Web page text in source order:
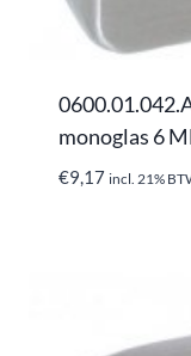
monoglas 6
€9,17 incl. 21%